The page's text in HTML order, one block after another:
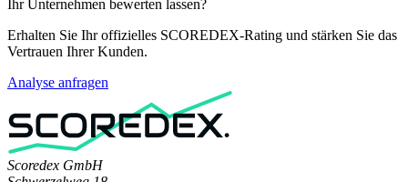
Ihr Unternehmen bewerten lassen?
Erhalten Sie Ihr offizielles SCOREDEX-Rating und stärken Sie das
Vertrauen Ihrer Kunden.
Analyse anfragen
Scoredex GmbH